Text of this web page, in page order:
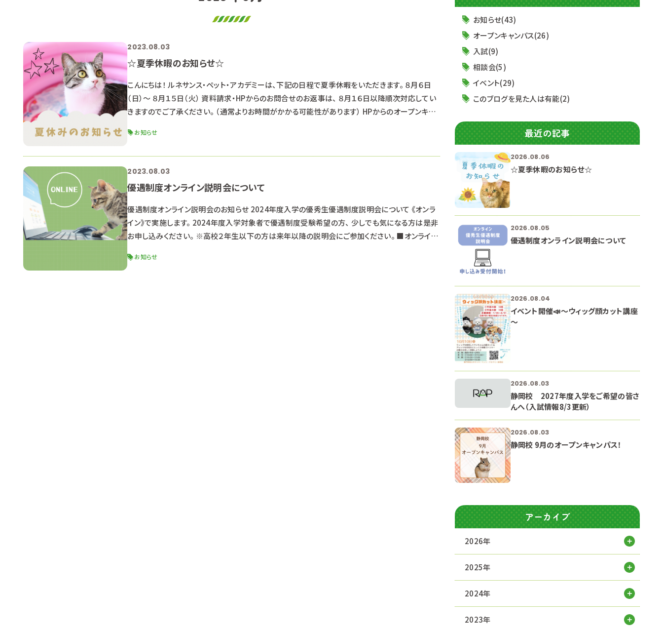
2023.08.03
☆夏季休暇のお知らせ☆
こんにちは！ ルネサンス・ペット・アカデミーは、下記の日程で夏季休暇をいただきます。 ８月６日
（日）～ ８月１５日（火） 資料請求・HPからのお問合せのお返事は、 ８月１６日以降順次対応してい
きますのでご了承ください。 （通常よりお時間がかかる可能性があります） HPからのオープンキャ
しています♪ 返信が遅くなる可能性もありますが、ご了承ください。 皆さん熱中症には気を付けま
お知らせ
2023.08.03
優遇制度オンライン説明会について
優遇制度オンライン説明会のお知らせ 2024年度入学の優秀生優遇制度説明会について 《オンラ
イン》で実施します。 2024年度入学対象者で優遇制度受験希望の方、 少しでも気になる方は是非
お申し込みください。 ※高校２年生以下の方は来年以降の説明会にご参加ください。 ■オンライン
での流れ 求める人材像 面接試験について 筆記試験について 小論文試験について ■配布資料■
お知らせ
お知らせ(43)
オープンキャンパス(26)
入試(9)
相談会(5)
イベント(29)
このブログを見た人は有能(2)
最近の記事
2026.08.06
☆夏季休暇のお知らせ☆
2026.08.05
優遇制度オンライン説明会について
2026.08.04
イベント開催📣～ウィッグ顔カット講座
～
2026.08.03
静岡校 2027年度入学をご希望の皆さ
んへ（入試情報8/3更新）
2026.08.03
静岡校 9月のオープンキャンパス！
アーカイブ
2026年
2025年
2024年
2023年